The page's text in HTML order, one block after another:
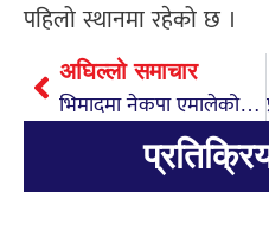
पहिलो स्थानमा रहेको छ ।
अघिल्लो समाचार
भिमादमा नेकपा एमालेको प्रचार कार्यालय स्थापना